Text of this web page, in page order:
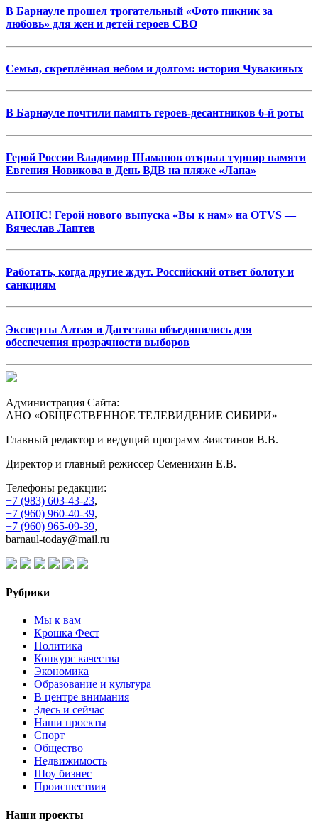
В Барнауле прошел трогательный «Фото пикник за
любовь» для жен и детей героев СВО
Семья, скреплённая небом и долгом: история Чувакиных
В Барнауле почтили память героев-десантников 6-й роты
Герой России Владимир Шаманов открыл турнир памяти
Евгения Новикова в День ВДВ на пляже «Лапа»
АНОНС! Герой нового выпуска «Вы к нам» на OTVS —
Вячеслав Лаптев
Работать, когда другие ждут. Российский ответ болоту и
санкциям
Эксперты Алтая и Дагестана объединились для
обеспечения прозрачности выборов
Администрация Сайта:
АНО «ОБЩЕСТВЕННОЕ ТЕЛЕВИДЕНИЕ СИБИРИ»
Главный редактор и ведущий программ Зиястинов В.В.
Директор и главный режиссер Семенихин Е.В.
Телефоны редакции:
+7 (983) 603-43-23,
+7 (960) 960-40-39,
+7 (960) 965-09-39,
barnaul-today@mail.ru
Рубрики
Мы к вам
Крошка Фест
Политика
Конкурс качества
Экономика
Образование и культура
В центре внимания
Здесь и сейчас
Наши проекты
Спорт
Общество
Недвижимость
Шоу бизнес
Происшествия
Наши проекты